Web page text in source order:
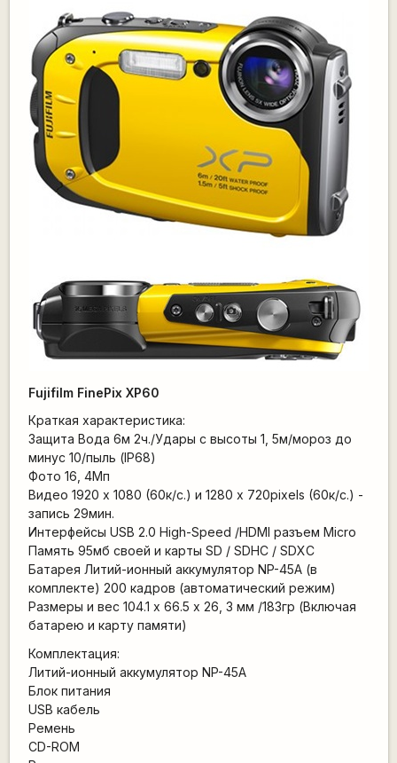
Fujifilm FinePix XP60
Краткая характеристика:
Защита Вода 6м 2ч./Удары с высоты 1, 5м/мороз до
минус 10/пыль (IP68)
Фото 16, 4Мп
Видео 1920 х 1080 (60к/с.) и 1280 х 720pixels (60к/с.) -
запись 29мин.
Интерфейсы USB 2.0 High-Speed /HDMI разъем Micro
Память 95мб своей и карты SD / SDHC / SDXC
Батарея Литий-ионный аккумулятор NP-45A (в
комплекте) 200 кадров (автоматический режим)
Размеры и вес 104.1 x 66.5 х 26, 3 мм /183гр (Включая
батарею и карту памяти)
Комплектация:
Литий-ионный аккумулятор NP-45A
Блок питания
USB кабель
Ремень
CD-ROM